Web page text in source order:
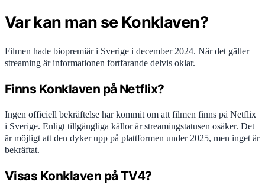
Var kan man se Konklaven?
Filmen hade biopremiär i Sverige i december 2024. När det gäller
streaming är informationen fortfarande delvis oklar.
Finns Konklaven på Netflix?
Ingen officiell bekräftelse har kommit om att filmen finns på Netflix
i Sverige. Enligt tillgängliga källor är streamingstatusen osäker. Det
är möjligt att den dyker upp på plattformen under 2025, men inget är
bekräftat.
Visas Konklaven på TV4?